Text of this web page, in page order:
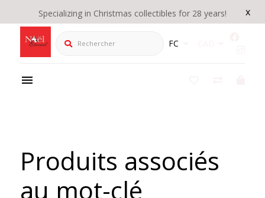
x
Specializing in Christmas collectibles for 28 years!
Rechercher FC
Produits associés
au mot-clé